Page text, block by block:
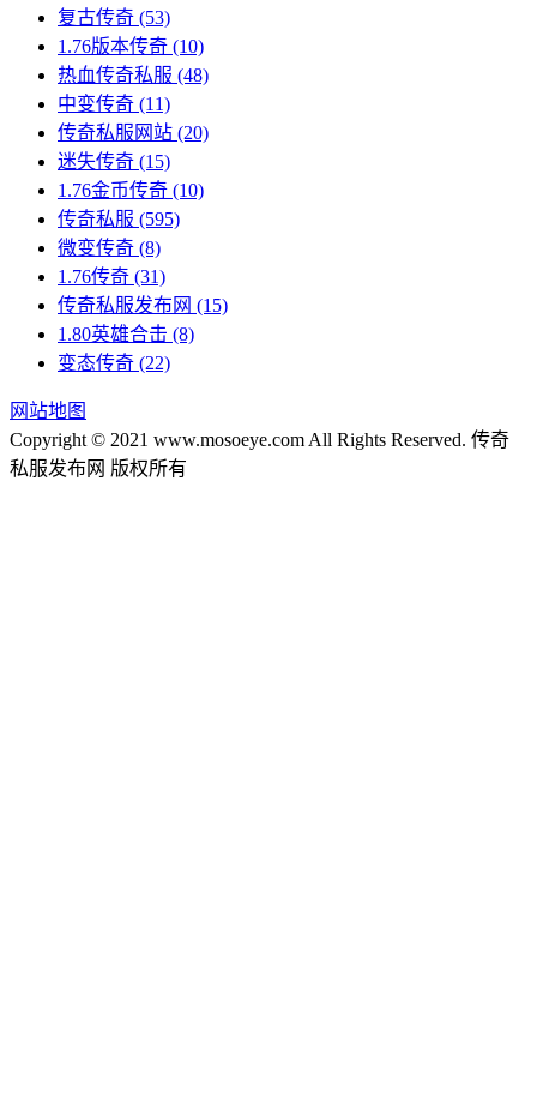
复古传奇 (53)
1.76版本传奇 (10)
热血传奇私服 (48)
中变传奇 (11)
传奇私服网站 (20)
迷失传奇 (15)
1.76金币传奇 (10)
传奇私服 (595)
微变传奇 (8)
1.76传奇 (31)
传奇私服发布网 (15)
1.80英雄合击 (8)
变态传奇 (22)
网站地图
Copyright © 2021 www.mosoeye.com All Rights Reserved. 传奇
私服发布网 版权所有